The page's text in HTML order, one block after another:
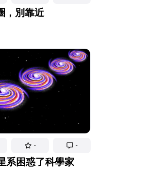
，別靠近
- -
系困惑了科學家